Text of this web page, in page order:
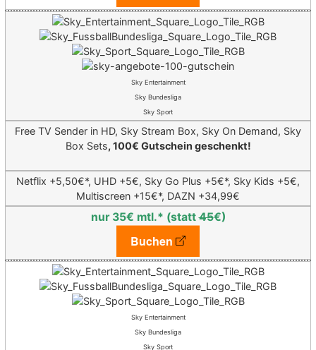
Sky Entertainment
Sky Bundesliga
Sky Sport
Free TV Sender in HD, Sky Stream Box, Sky On Demand, Sky
Box Sets, 100€ Gutschein geschenkt!
Netflix +5,50€*, UHD +5€, Sky Go Plus +5€*, Sky Kids +5€,
Multiscreen +15€*, DAZN +34,99€
nur 35€ mtl.* (statt45€)
Buchen
Sky Entertainment
Sky Bundesliga
Sky Sport